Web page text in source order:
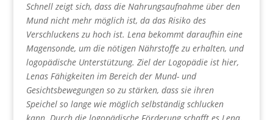
Schnell zeigt sich, dass die Nahrungsaufnahme über den
Mund nicht mehr möglich ist, da das Risiko des
Verschluckens zu hoch ist. Lena bekommt daraufhin eine
Magensonde, um die nötigen Nährstoffe zu erhalten, und
logopädische Unterstützung. Ziel der Logopädie ist hier,
Lenas Fähigkeiten im Bereich der Mund- und
Gesichtsbewegungen so zu stärken, dass sie ihren
Speichel so lange wie möglich selbständig schlucken